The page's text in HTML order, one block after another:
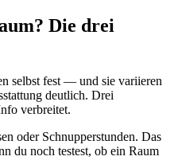
Die drei
selbst fest — und sie variieren
deutlich. Drei
verbreitet.
oder Schnupperstunden. Das
du noch testest, ob ein Raum